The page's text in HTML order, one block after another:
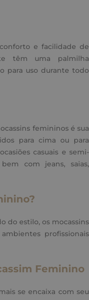
e facilidade de
têm uma palmilha
para uso durante todo
femininos é sua
para cima ou para
casuais e semi-
com jeans, saias,
do estilo, os mocassins
profissionais
Feminino
se encaixa com seu